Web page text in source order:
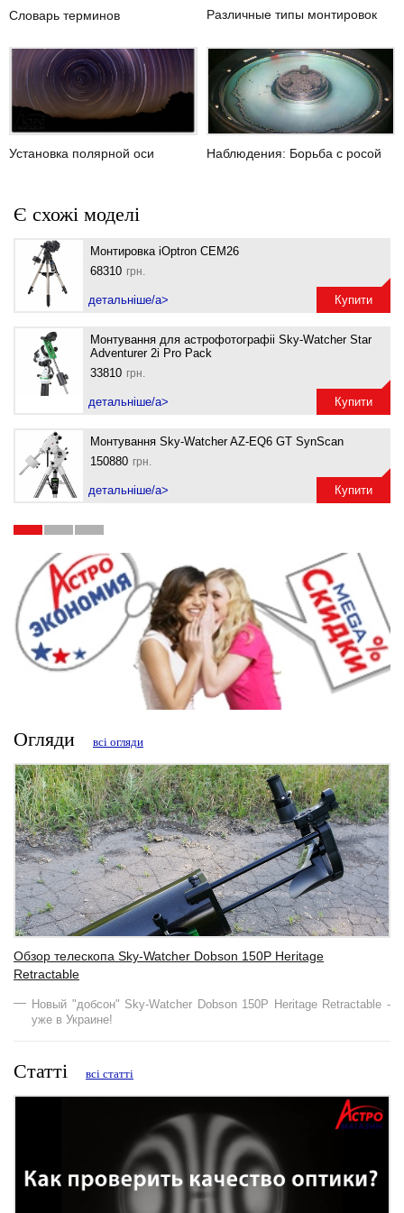
Словарь терминов Различные типы монтировок
Установка полярной оси Наблюдения: Борьба с росой
Є схожі моделі
Монтировка iOptron CEM26
68310 грн.
детальніше/a> Купити
Монтування для астрофотографіі Sky-Watcher Star
Adventurer 2i Pro Pack
33810 грн.
детальніше/a> Купити
Монтування Sky-Watcher AZ-EQ6 GT SynScan
150880 грн.
детальніше/a> Купити
Огляди всі огляди
Обзор телескопа Sky-Watcher Dobson 150Р Heritage
Retractable
Новый "добсон" Sky-Watcher Dobson 150Р Heritage Retractable -
уже в Украине!
Статті всі статті